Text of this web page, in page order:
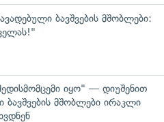
ბავშვების მშობლები:
იყო" — დიუშენით
ბავშვების მშობლები ირაკლი